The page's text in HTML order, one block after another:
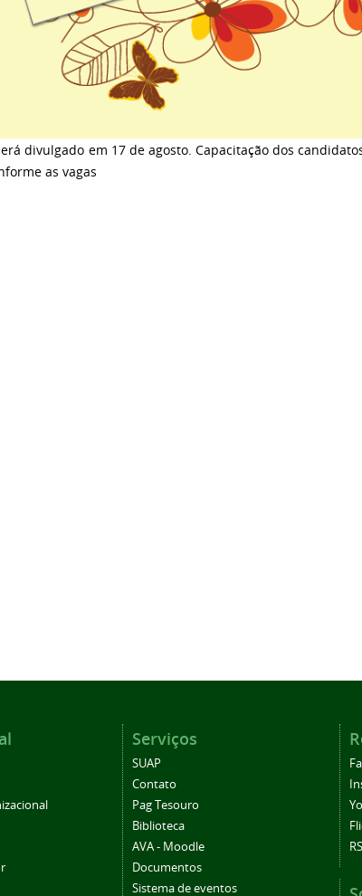
divulgado em 17 de agosto. Capacitação dos
as vagas
Serviços
SUAP
Contato
Pag Tesouro
Biblioteca
AVA - Moodle
Documentos
Sistema de eventos